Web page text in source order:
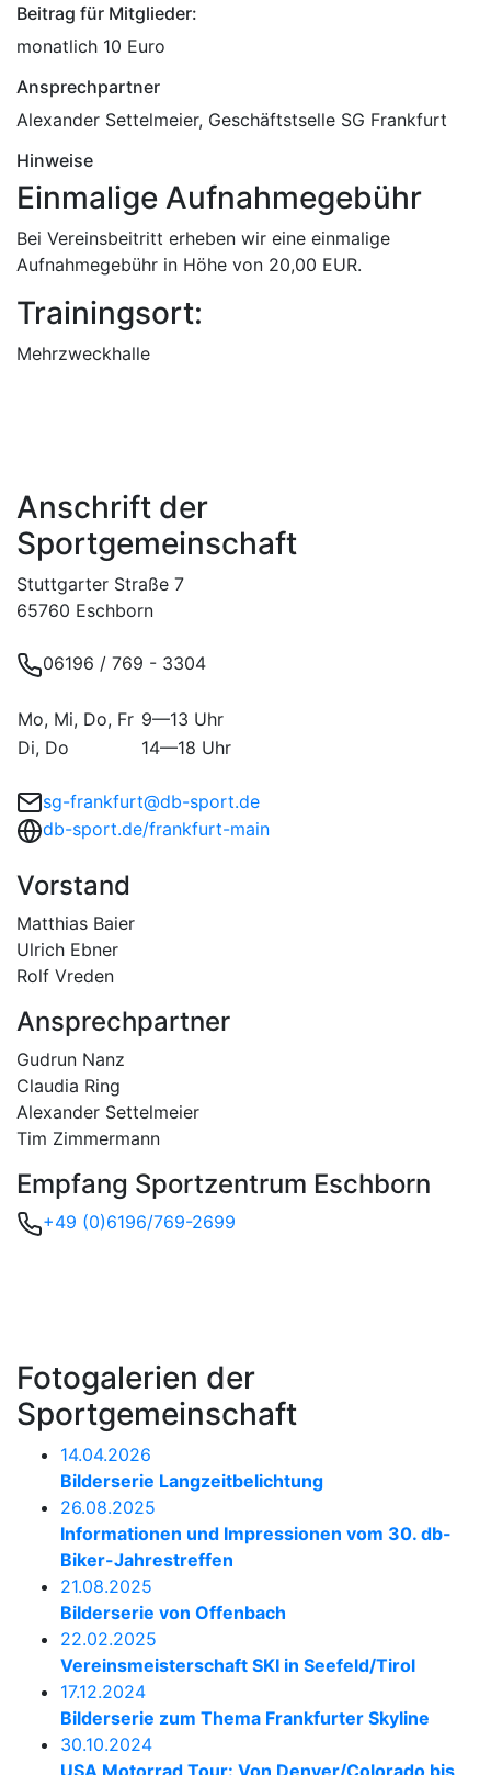
Beitrag für Mitglieder:
monatlich 10 Euro
Ansprechpartner
Alexander Settelmeier, Geschäftstselle SG Frankfurt
Hinweise
Einmalige Aufnahmegebühr
Bei Vereinsbeitritt erheben wir eine einmalige
Aufnahmegebühr in Höhe von 20,00 EUR.
Trainingsort:
Mehrzweckhalle
Anschrift der
Sportgemeinschaft
Stuttgarter Straße 7
65760 Eschborn
06196 / 769 - 3304
Mo, Mi, Do, Fr 9—13 Uhr
Di, Do
14—18 Uhr
sg-frankfurt@db-sport.de
db-sport.de/frankfurt-main
Vorstand
Matthias Baier
Ulrich Ebner
Rolf Vreden
Ansprechpartner
Gudrun Nanz
Claudia Ring
Alexander Settelmeier
Tim Zimmermann
Empfang Sportzentrum Eschborn
+49 (0)6196/769-2699
Fotogalerien der
Sportgemeinschaft
14.04.2026
Bilderserie Langzeitbelichtung
26.08.2025
Informationen und Impressionen vom 30. db-
Biker-Jahrestreffen
21.08.2025
Bilderserie von Offenbach
22.02.2025
Vereinsmeisterschaft SKI in Seefeld/Tirol
17.12.2024
Bilderserie zum Thema Frankfurter Skyline
30.10.2024
USA Motorrad Tour: Von Denver/Colorado bis